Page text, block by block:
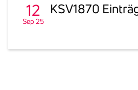
12
Sep 25
KSV1870